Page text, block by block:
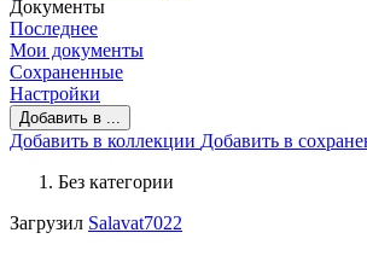
Документы
Последнее
Мои документы
Сохраненные
Настройки
Добавить в ...
Добавить в коллекции Добавить в
Без категории
Загрузил Salavat7022